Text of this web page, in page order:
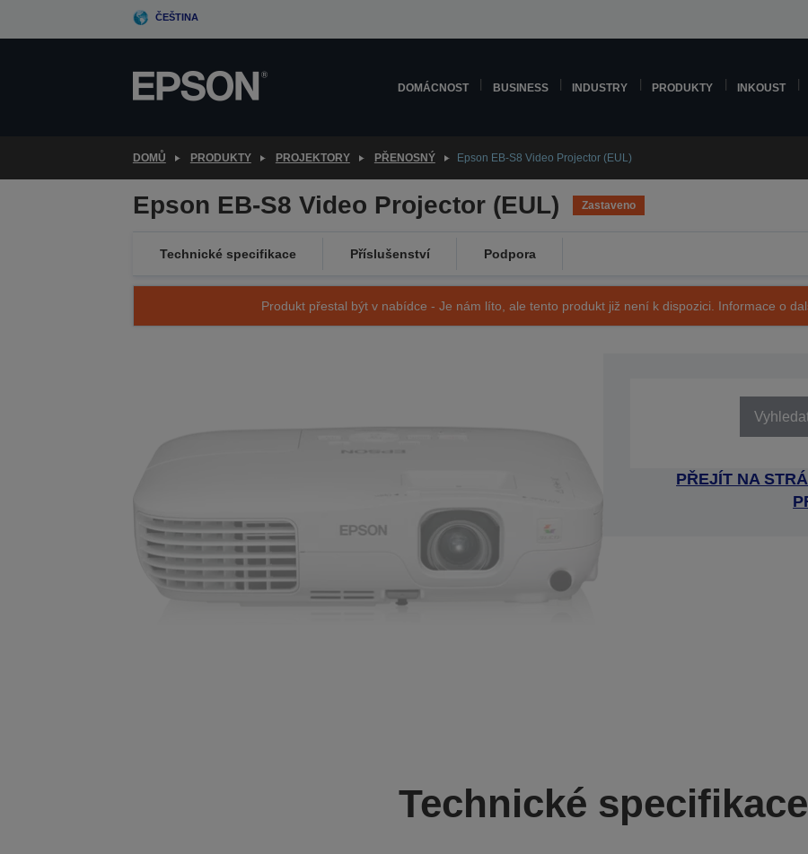
ČEŠTINA
DOMÁCNOST BUSINESS INDUSTRY PRODUKTY INKOUST
DOMŮ PRODUKTY PROJEKTORY PŘENOSNÝ Epson EB-S8 Video Projector (EUL)
Epson EB-S8 Video Projector (EUL) Zastaveno
Technické specifikace Příslušenství Podpora
Produkt přestal být v nabídce - Je nám líto, ale tento produkt již není k dispozici. Informace o
PŘEJÍT NA
Technické specifikace